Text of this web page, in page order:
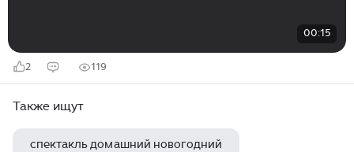
00:15
2 119
Также ищут
спектакль домашний новогодний